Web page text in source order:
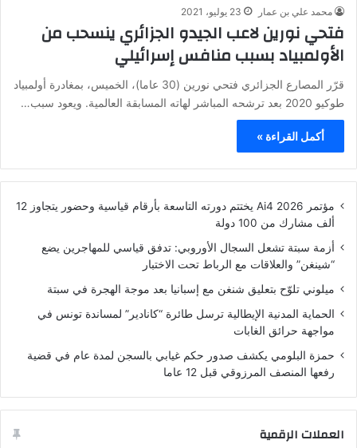
محمد علي بن عمار 23 يوليو، 2021
فتحي نورين لاعب الجيدو الجزائري ينسحب من
الأولمبياد بسبب منافس إسرائيلي
قرّر المصارع الجزائري فتحي نورين (30 عاما)، الخميس، بمغادرة أولمبياد
طوكيو 2020 بعد ترشحه المباشر لهاته المسابقة العالمية. ويعود سبب…
أكمل القراءة »
مؤتمر Ai4 2026 يختتم دورته التاسعة بأرقام قياسية وحضور يتجاوز 12
ألف مشارك من 100 دولة
أزمة سبتة تشعل السجال الأوروبي: تدفق قياسي للمهاجرين يضع
“شينغن” والعلاقات مع الرباط تحت الاختبار
ميلوني تلوّح بتعليق شنغن مع إسبانيا بعد موجة الهجرة في سبتة
الحماية المدنية الإيطالية ترسل طائرة “كانادير” لمساندة تونس في
مواجهة حرائق الغابات
حمزة البلومي يكشف صدور حكم غيابي بالسجن لمدة عام في قضية
رفعها المنصف المرزوقي قبل 12 عاما
العملات الرقمية